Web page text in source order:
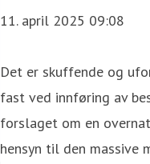
11. april 2025 09:08
Det er skuffende og
fast ved innføring av
forslaget om en
hensyn til den massive